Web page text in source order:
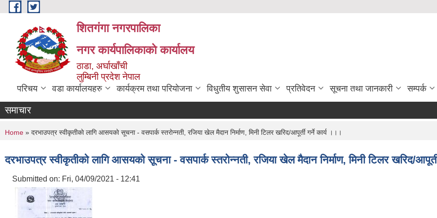
Skip to main content
शितगंगा नगरपालिका
नगर कार्यपालिकाकाे कार्यालय
ठाडा, अर्घाखाँची
लुम्बिनी प्रदेश नेपाल
परिचय वडा कार्यालयहरु कार्यक्रम तथा परियोजना विधुतीय शुसासन सेवा प्रतिवेदन सूचना तथा जानकारी सम्पर्क
समाचार
You are here
Home » दरभाउपत्र स्वीकृतीकाे लागि आसयकाे सूचना - वसपार्क स्तराेन्नती, रजिया खेल मैदान निर्माण, मिनी टिलर खरिद/आपूर्ती गर्ने कार्य ।।।
दरभाउपत्र स्वीकृतीकाे लागि आसयकाे सूचना - वसपार्क स्तराेन्नती, रजिया खेल मैदान निर्माण, मिनी टिलर खरिद/
Submitted on: Fri, 04/09/2021 - 12:41